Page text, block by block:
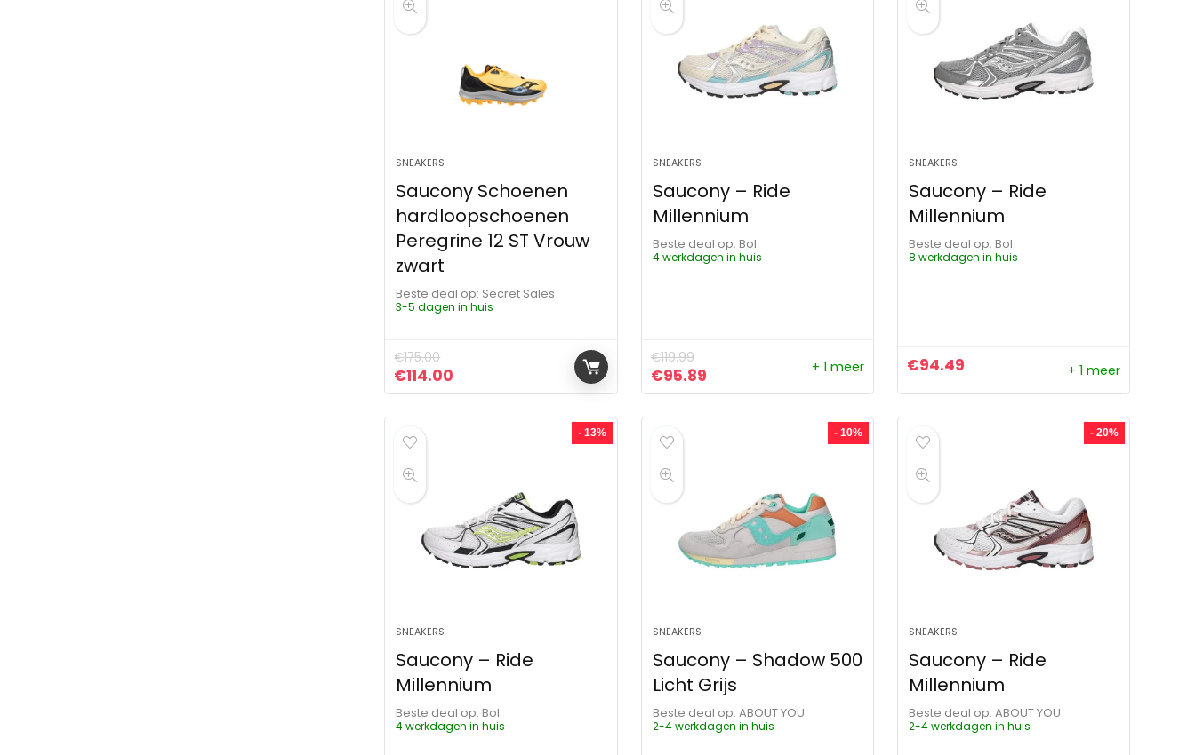
SNEAKERS
Saucony Schoenen
hardloopschoenen
Peregrine 12 ST Vrouw
zwart
Beste deal op:
Secret Sales
3-5 dagen in huis
€175.00
Oorspronkelijke prijs was: €175.00.
€114.00 Huidige prijs is: €114.00.
SNEAKERS
Saucony – Ride
Millennium
Beste deal op:
Bol
4 werkdagen in huis
€119.99
Oorspronkelijke prijs was: €119.99.
€95.89Huidige prijs is: €95.89.
+ 1 meer
SNEAKERS
Saucony – Ride
Millennium
Beste deal op:
Bol
8 werkdagen in huis
€94.49 + 1 meer
- 13%
SNEAKERS
Saucony – Ride
Millennium
Beste deal op:
Bol
4 werkdagen in huis
- 10%
SNEAKERS
Saucony – Shadow 500
Licht Grijs
Beste deal op:
ABOUT YOU
2-4 werkdagen in huis
- 20%
SNEAKERS
Saucony – Ride
Millennium
Beste deal op:
ABOUT YOU
2-4 werkdagen in huis